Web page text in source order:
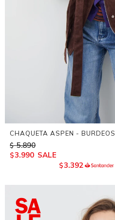
CHAQUETA ASPEN - BURDEOS
$ 5.890
$3.990
$3.392